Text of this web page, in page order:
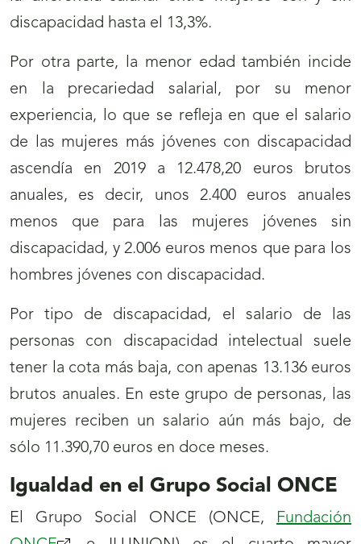
discapacidad hasta el 13,3%.
Por otra parte, la menor edad también incide
en la precariedad salarial, por su menor
experiencia, lo que se refleja en que el salario
de las mujeres más jóvenes con discapacidad
ascendía en 2019 a 12.478,20 euros brutos
anuales, es decir, unos 2.400 euros anuales
menos que para las mujeres jóvenes sin
discapacidad, y 2.006 euros menos que para los
hombres jóvenes con discapacidad.
Por tipo de discapacidad, el salario de las
personas con discapacidad intelectual suele
tener la cota más baja, con apenas 13.136 euros
brutos anuales. En este grupo de personas, las
mujeres reciben un salario aún más bajo, de
sólo 11.390,70 euros en doce meses.
Igualdad en el Grupo Social ONCE
El Grupo Social ONCE (ONCE, Fundación